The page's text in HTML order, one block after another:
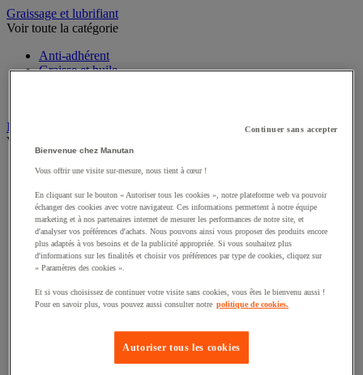
Graissage et lubrifiant
Voir toute la catégorie
Anti-adhérent
Graisse et huile
Instrument de mesure
Voir toute la catégorie
Balance industrielle
Dynamomètre
Équipement optique
Instrument de mesure de laboratoire
Mesure de distance
Mesure de la vitesse
Mesure de l'environnement
Mesure du temps
Mesure topographique
Mesureur et détecteur d'épaisseur
Continuer sans accepter
Bienvenue chez Manutan
Vous offrir une visite sur-mesure, nous tient à cœur !
En cliquant sur le bouton « Autoriser tous les cookies », notre plateforme web va pouvoir
échanger des cookies avec votre navigateur. Ces informations permettent à notre équipe
marketing et à nos partenaires internet de mesurer les performances de notre site, et
d'analyser vos préférences d'achats. Nous pouvons ainsi vous proposer des produits encore
plus adaptés à vos besoins et de la publicité appropriée. Si vous souhaitez plus
d'informations sur les finalités et choisir vos préférences par type de cookies, cliquez sur
« Paramètres des cookies ».
Et si vous choisissez de continuer votre visite sans cookies, vous êtes le bienvenu aussi !
Pour en savoir plus, vous pouvez aussi consulter notre politique de cookies.
Autoriser tous les cookies